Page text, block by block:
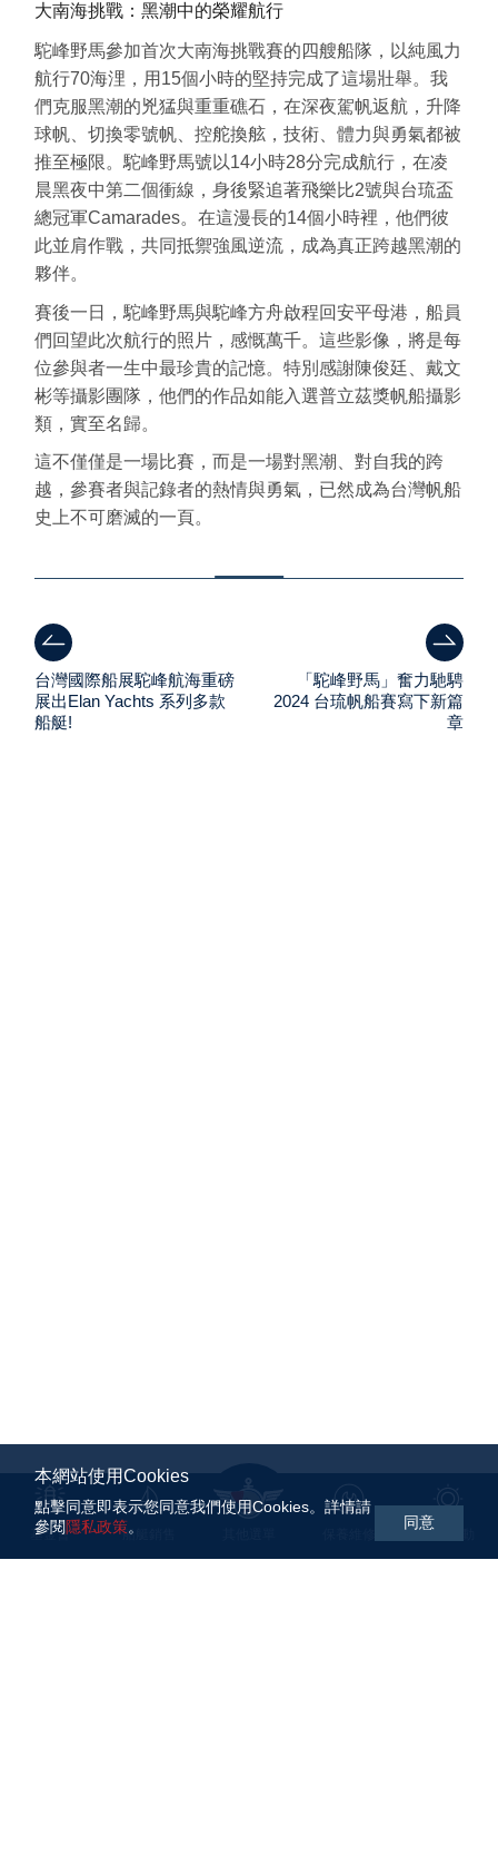
大南海挑戰：黑潮中的榮耀航行
駝峰野馬參加首次大南海挑戰賽的四艘船隊，以純風力
航行70海浬，用15個小時的堅持完成了這場壯舉。我
們克服黑潮的兇猛與重重礁石，在深夜駕帆返航，升降
球帆、切換零號帆、控舵換舷，技術、體力與勇氣都被
推至極限。駝峰野馬號以14小時28分完成航行，在凌
晨黑夜中第二個衝線，身後緊追著飛樂比2號與台琉盃
總冠軍Camarades。在這漫長的14個小時裡，他們彼
此並肩作戰，共同抵禦強風逆流，成為真正跨越黑潮的
夥伴。
賽後一日，駝峰野馬與駝峰方舟啟程回安平母港，船員
們回望此次航行的照片，感慨萬千。這些影像，將是每
位參與者一生中最珍貴的記憶。特別感謝陳俊廷、戴文
彬等攝影團隊，他們的作品如能入選普立茲獎帆船攝影
類，實至名歸。
這不僅僅是一場比賽，而是一場對黑潮、對自我的跨
越，參賽者與記錄者的熱情與勇氣，已然成為台灣帆船
史上不可磨滅的一頁。
台灣國際船展駝峰航海重磅
展出Elan Yachts 系列多款
船艇!
「駝峰野馬」奮力馳騁
2024 台琉帆船賽寫下新篇
章
基金會 船艇銷售 航海活動
本網站使用Cookies
點擊同意即表示您同意我們使用Cookies。詳情請
參閱隱私政策。 同意